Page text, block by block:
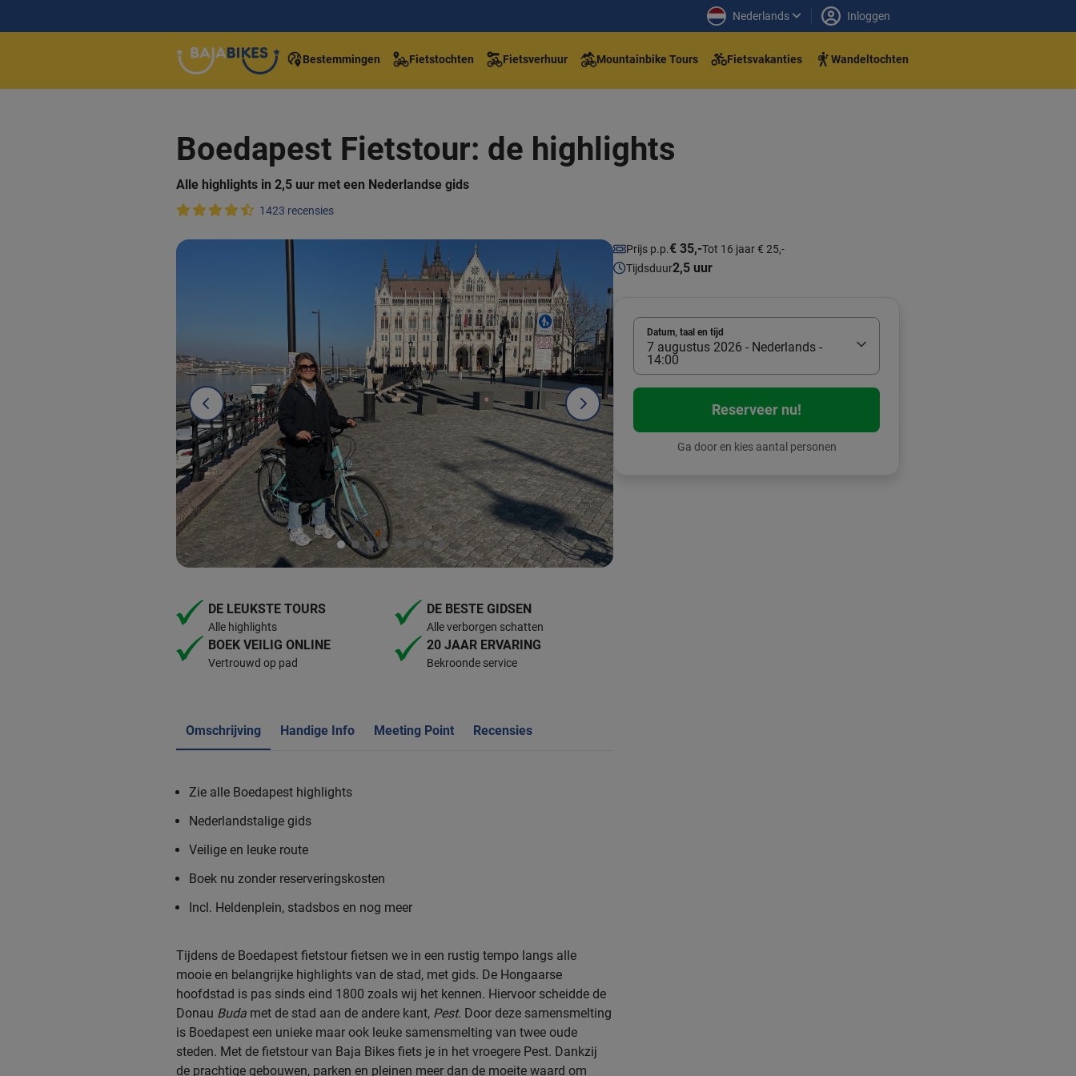
Nederlands Inloggen
Bestemmingen Fietstochten Fietsverhuur Mountainbike Tours Fietsvakanties Wandeltochten
Boedapest Fietstour: de highlights
Alle highlights in 2,5 uur met een Nederlandse gids
1423 recensies
DE LEUKSTE TOURS
Alle highlights
DE BESTE GIDSEN
Alle verborgen schatten
BOEK VEILIG ONLINE
Vertrouwd op pad
20 JAAR ERVARING
Bekroonde service
Omschrijving Handige Info Meeting Point Recensies
Zie alle Boedapest highlights
Nederlandstalige gids
Veilige en leuke route
Boek nu zonder reserveringskosten
Incl. Heldenplein, stadsbos en nog meer
Tijdens de Boedapest fietstour fietsen we in een rustig tempo langs alle
mooie en belangrijke highlights van de stad, met gids. De Hongaarse
hoofdstad is pas sinds eind 1800 zoals wij het kennen. Hiervoor scheidde de
Donau Buda met de stad aan de andere kant, Pest. Door deze samensmelting
is Boedapest een unieke maar ook leuke samensmelting van twee oude
steden. Met de fietstour van Baja Bikes fiets je in het vroegere Pest. Dankzij
de prachtige gebouwen, parken en pleinen meer dan de moeite waard om
Prijs p.p.€ 35,-Tot 16 jaar € 25,-
Tijdsduur2,5 uur
Datum, taal en tijd
7 augustus 2026 - Nederlands -
14:00
Reserveer nu!
Ga door en kies aantal personen